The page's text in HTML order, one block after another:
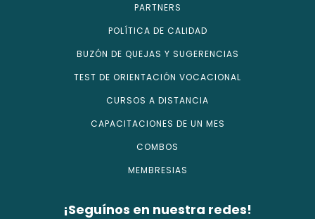
PARTNERS
POLÍTICA DE CALIDAD
BUZÓN DE QUEJAS Y SUGERENCIAS
TEST DE ORIENTACIÓN VOCACIONAL
CURSOS A DISTANCIA
CAPACITACIONES DE UN MES
COMBOS
MEMBRESIAS
¡Seguínos en nuestra redes!